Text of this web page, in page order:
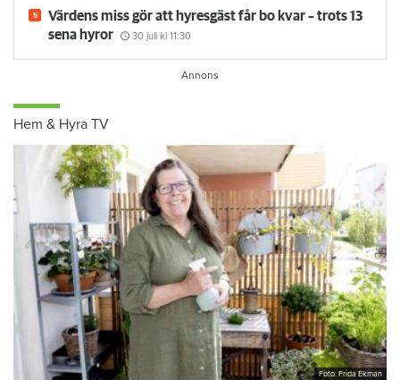
Värdens miss gör att hyresgäst får bo kvar – trots 13
sena hyror
30 juli kl 11:30
Hem & Hyra TV
Foto: Frida Ekman